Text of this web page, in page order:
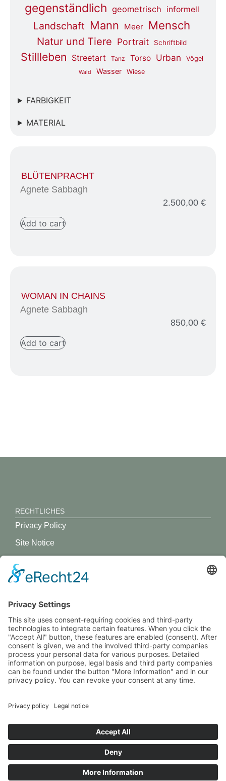
gegenständlich geometrisch informell
Landschaft Mann Meer Mensch
Natur und Tiere Portrait Schriftbild
Stillleben Streetart Tanz Torso Urban Vögel
Wald Wasser Wiese
FARBIGKEIT
MATERIAL
BLÜTENPRACHT
Agnete Sabbagh
2.500,00 €
Add to cart
WOMAN IN CHAINS
Agnete Sabbagh
850,00 €
Add to cart
RECHTLICHES
Privacy Policy
Site Notice
GREVY ANGEBOT
BENUTZERANMELDUNG
Anmelden
Deutsch English